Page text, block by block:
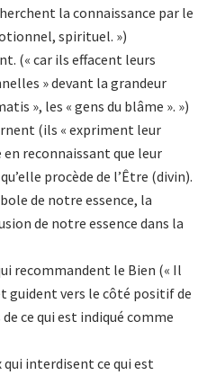
la connaissance par le
spirituel. »)
(« car ils effacent leurs
» devant la grandeur
», les « gens du blâme ». »)
(ils « expriment leur
reconnaissant que leur
procède de l’Être (divin).
de notre essence, la
de notre essence dans la
recommandent le Bien (« Il
guident vers le côté positif de
ce qui est indiqué comme
qui interdisent ce qui est